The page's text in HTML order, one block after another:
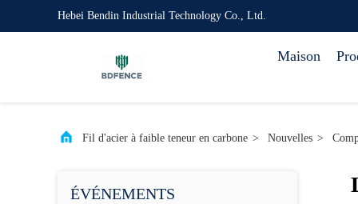
Hebei Bendin Industrial Technology Co., Ltd.
Maison
Fil d'acier à faible teneur en carbone > Nouvelles >
ÉVÉNEMENTS